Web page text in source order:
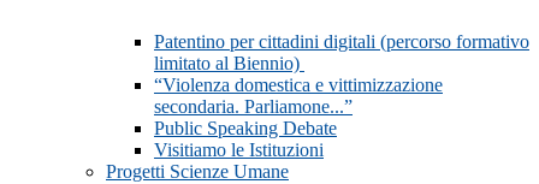
Patentino per cittadini digitali (percorso formativo
limitato al Biennio)
“Violenza domestica e vittimizzazione
secondaria. Parliamone...”
Public Speaking Debate
Visitiamo le Istituzioni
Progetti Scienze Umane